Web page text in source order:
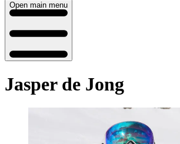
Open main menu
Jasper de Jong